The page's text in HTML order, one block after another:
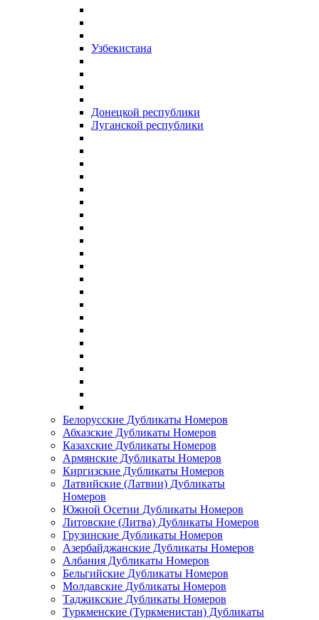
Узбекистана
Донецкой республики
Луганской республики
Белорусские Дубликаты Номеров
Абхазские Дубликаты Номеров
Казахские Дубликаты Номеров
Армянские Дубликаты Номеров
Киргизские Дубликаты Номеров
Латвийские (Латвии) Дубликаты
Номеров
Южной Осетии Дубликаты Номеров
Литовские (Литва) Дубликаты Номеров
Грузинские Дубликаты Номеров
Азербайджанские Дубликаты Номеров
Албания Дубликаты Номеров
Бельгийские Дубликаты Номеров
Молдавские Дубликаты Номеров
Таджикские Дубликаты Номеров
Туркменские (Туркменистан) Дубликаты